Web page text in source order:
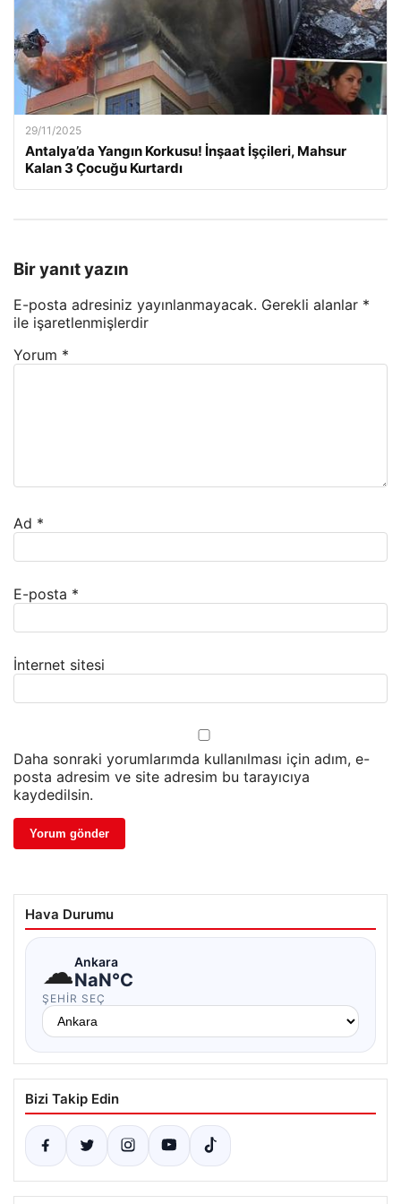
29/11/2025
Antalya’da Yangın Korkusu! İnşaat İşçileri, Mahsur
Kalan 3 Çocuğu Kurtardı
Bir yanıt yazın
E-posta adresiniz yayınlanmayacak. Gerekli alanlar *
ile işaretlenmişlerdir
Yorum *
Ad *
E-posta *
İnternet sitesi
Daha sonraki yorumlarımda kullanılması için adım, e-
posta adresim ve site adresim bu tarayıcıya
kaydedilsin.
Hava Durumu
☁Ankara
NaN°C
ŞEHIR SEÇ
Bizi Takip Edin